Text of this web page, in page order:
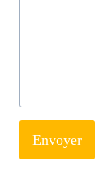
Envoyer